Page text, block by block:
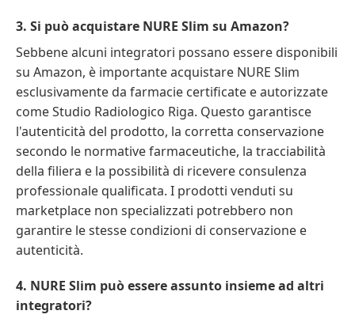
3. Si può acquistare NURE Slim su Amazon?
Sebbene alcuni integratori possano essere disponibili
su Amazon, è importante acquistare NURE Slim
esclusivamente da farmacie certificate e autorizzate
come Studio Radiologico Riga. Questo garantisce
l'autenticità del prodotto, la corretta conservazione
secondo le normative farmaceutiche, la tracciabilità
della filiera e la possibilità di ricevere consulenza
professionale qualificata. I prodotti venduti su
marketplace non specializzati potrebbero non
garantire le stesse condizioni di conservazione e
autenticità.
4. NURE Slim può essere assunto insieme ad altri
integratori?